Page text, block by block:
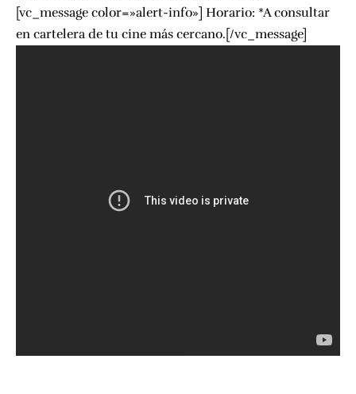
[vc_message color=»alert-info»] Horario: *A consultar
en cartelera de tu cine más cercano.[/vc_message]